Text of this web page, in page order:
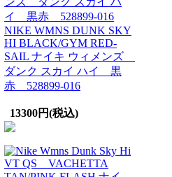
NIKE WMNS DUNK SKY
HI BLACK/GYM RED-
SAIL ナイキ ウィメンズ
ダンク スカイ ハイ 黒
赤 528899-016
13300円(税込)